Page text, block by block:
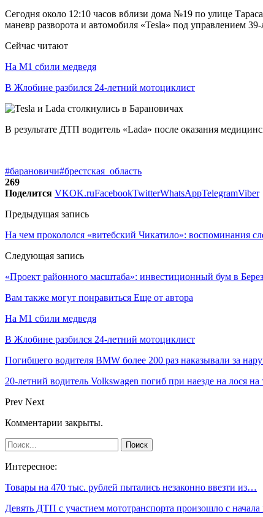
Сегодня около 12:10 часов вблизи дома №19 по улице
маневр разворота и автомобиля «Tesla» под управлением
Сейчас читают
На М1 сбили медведя
В Жлобине разбился 24-летний мотоциклист
В результате ДТП водитель «Lada» после оказания
#барановичи#брестская_область
269
Поделится VKOK.ruFacebookTwitterWhatsAppTelegramViber
Предыдущая запись
На чем прокололся «витебский Чикатило»: воспоминания
Следующая запись
«Проект районного масштаба»: инвестиционный бум в
Вам также могут понравиться Еще от автора
На М1 сбили медведя
В Жлобине разбился 24-летний мотоциклист
Погибшего водителя BMW более 200 раз наказывали за
20-летний водитель Volkswagen погиб при наезде на лося на
Prev Next
Комментарии закрыты.
Интересное:
Товары на 470 тыс. рублей пытались незаконно ввезти из…
Девять ДТП с участием мототранспорта произошло с